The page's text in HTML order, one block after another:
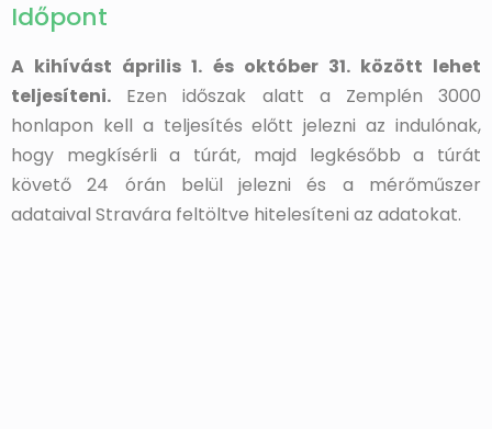
Időpont
A kihívást április 1. és október 31. között lehet
teljesíteni. Ezen időszak alatt a Zemplén 3000
honlapon kell a teljesítés előtt jelezni az indulónak,
hogy megkísérli a túrát, majd legkésőbb a túrát
követő 24 órán belül jelezni és a mérőműszer
adataival Stravára feltöltve hitelesíteni az adatokat.